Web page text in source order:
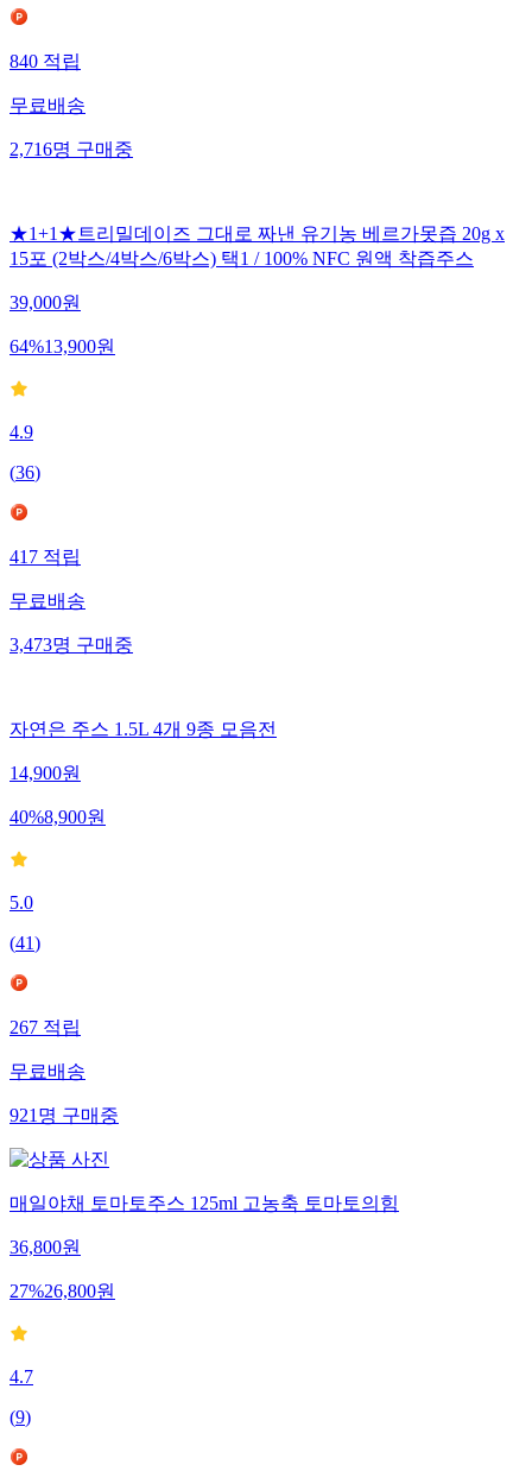
840 적립
무료배송
2,716명 구매중
★1+1★트리밀데이즈 그대로 짜낸 유기농 베르가못즙 20g x
15포 (2박스/4박스/6박스) 택1 / 100% NFC 원액 착즙주스
39,000원
64%13,900원
4.9
(36)
417 적립
무료배송
3,473명 구매중
자연은 주스 1.5L 4개 9종 모음전
14,900원
40%8,900원
5.0
(41)
267적립
무료배송
921명구매중
매일야채 토마토주스 125ml 고농축 토마토의힘
36,800원
27%26,800원
4.7
(9)